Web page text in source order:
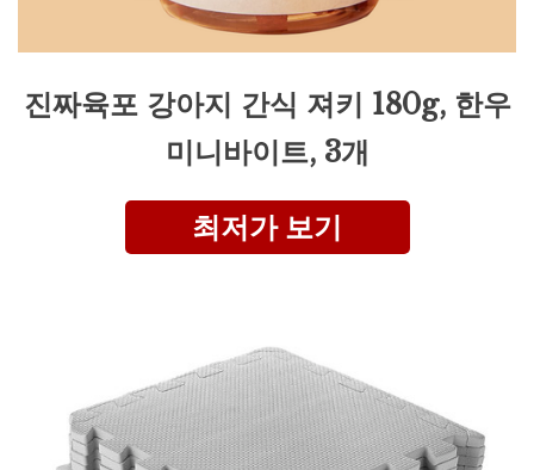
진짜육포 강아지 간식 져키 180g, 한우
미니바이트, 3개
최저가 보기